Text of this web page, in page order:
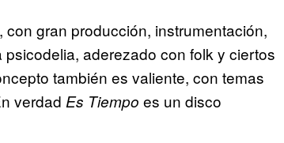
gran producción, instrumentación,
aderezado con folk y ciertos
también es valiente, con temas
verdad Es Tiempo es un disco